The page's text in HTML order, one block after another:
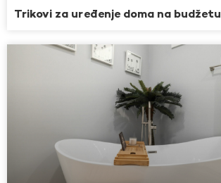
Trikovi za uređenje doma na budžetu